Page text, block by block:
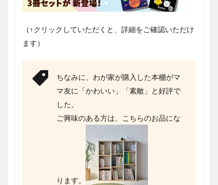
（↑クリックしていただくと、詳細をご確認いただけ
ます）
ちなみに、わが家が購入した本棚がマ
マ友に「かわいい」「素敵」と好評で
した。
ご興味のある方は、こちらのお品にな
ります。